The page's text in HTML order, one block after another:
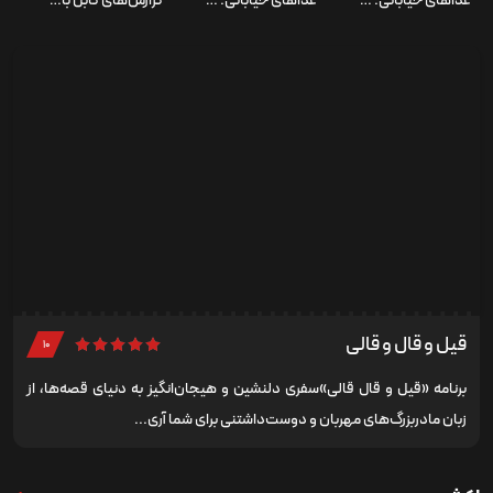
قیل و قال و قالی ۱۰
برنامه «قیل و قال قالی»سفری دلنشین و هیجان‌انگیز به دنیای قصه‌ها، از
زبان مادربزرگ‌های مهربان و دوست‌داشتنی برای شما آری...